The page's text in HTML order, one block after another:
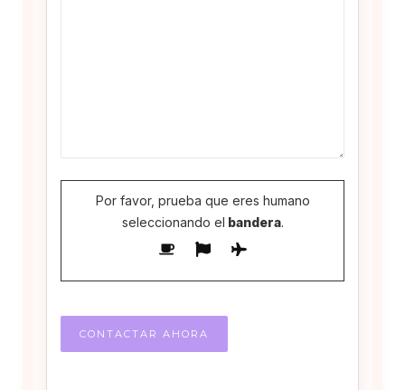
Por favor, prueba que eres humano
seleccionando el bandera.